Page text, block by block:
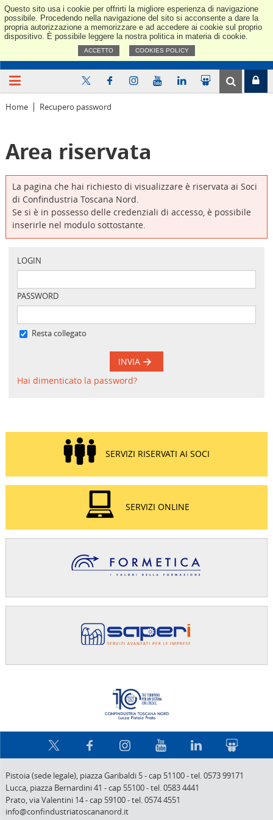
Questo sito usa i cookie per offrirti la migliore esperienza di navigazione
possibile. Procedendo nella navigazione del sito si acconsente a dare la
propria autorizzazione a memorizzare e ad accedere ai cookie sul proprio
dispositivo. È possibile leggere la nostra politica in materia di cookie.
ACCETTO COOKIES POLICY
Home Recupero password
Area riservata
La pagina che hai richiesto di visualizzare è riservata ai Soci
di Confindustria Toscana Nord.
Se si è in possesso delle credenziali di accesso, è possibile
inserirle nel modulo sottostante.
LOGIN
PASSWORD
Resta collegato
INVIA
Hai dimenticato la password?
SERVIZI RISERVATI AI SOCI
SERVIZI ONLINE
Pistoia (sede legale), piazza Garibaldi 5-cap 51100-tel. 0573 99171
Lucca, piazza Bernardini 41 -cap 55100-tel. 0583 4441
Prato,via Valentini 14-cap 59100-tel. 0574 4551
info@confindustriatoscananord.it